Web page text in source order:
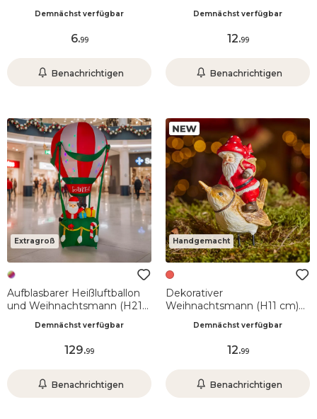
Demnächst verfügbar
6.99
Benachrichtigen
Demnächst verfügbar
12.99
Benachrichtigen
Extragroß
Aufblasbarer Heißluftballon
und Weihnachtsmann (H210
Demnächst verfügbar
129.99
Benachrichtigen
Handgemacht
Dekorativer
Weihnachtsmann (H11 cm)
Demnächst verfügbar
12.99
Benachrichtigen